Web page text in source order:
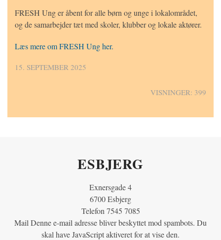
FRESH Ung er åbent for alle børn og unge i lokalområdet,
og de samarbejder tæt med skoler, klubber og lokale aktører.
Læs mere om FRESH Ung her.
15. SEPTEMBER 2025
VISNINGER: 399
ESBJERG
Exnersgade 4
6700 Esbjerg
Telefon 7545 7085
Mail Denne e-mail adresse bliver beskyttet mod spambots. Du
skal have JavaScript aktiveret for at vise den.